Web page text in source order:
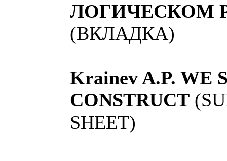
ЛОГИЧЕСКОМ
(ВКЛАДКА)
Krainev A.P. WE
CONSTRUCT
SHEET)